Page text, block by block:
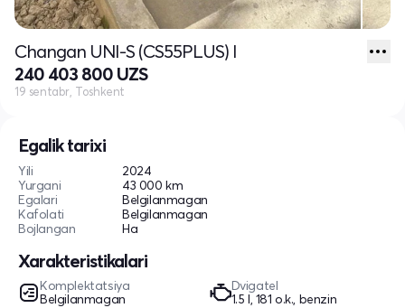
Egalik tarixi
Yili
2024
Yurgani
43 000 km
Egalari
Belgilanmagan
Kafolati
Belgilanmagan
Bojlangan
Ha
Xarakteristikalari
Komplektatsiya
Belgilanmagan
Dvigatel
1.5 l, 181 o.k., benzin
Changan UNI-S (CS55PLUS) I
240 403 800 UZS
19 sentabr, Toshkent